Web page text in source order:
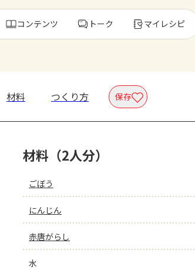
コンテンツ トーク マイレシピ
材料 つくり方 保存
材料（2人分）
ごぼう
にんじん
赤唐がらし
水